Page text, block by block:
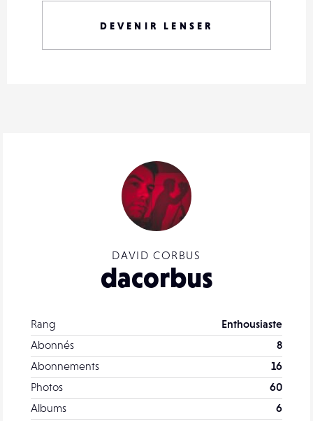
DAVID CORBUS
dacorbus
Rang
Enthousiaste
Abonnés
8
Abonnements
16
Photos
60
Albums
6
DEVENIR LENSER